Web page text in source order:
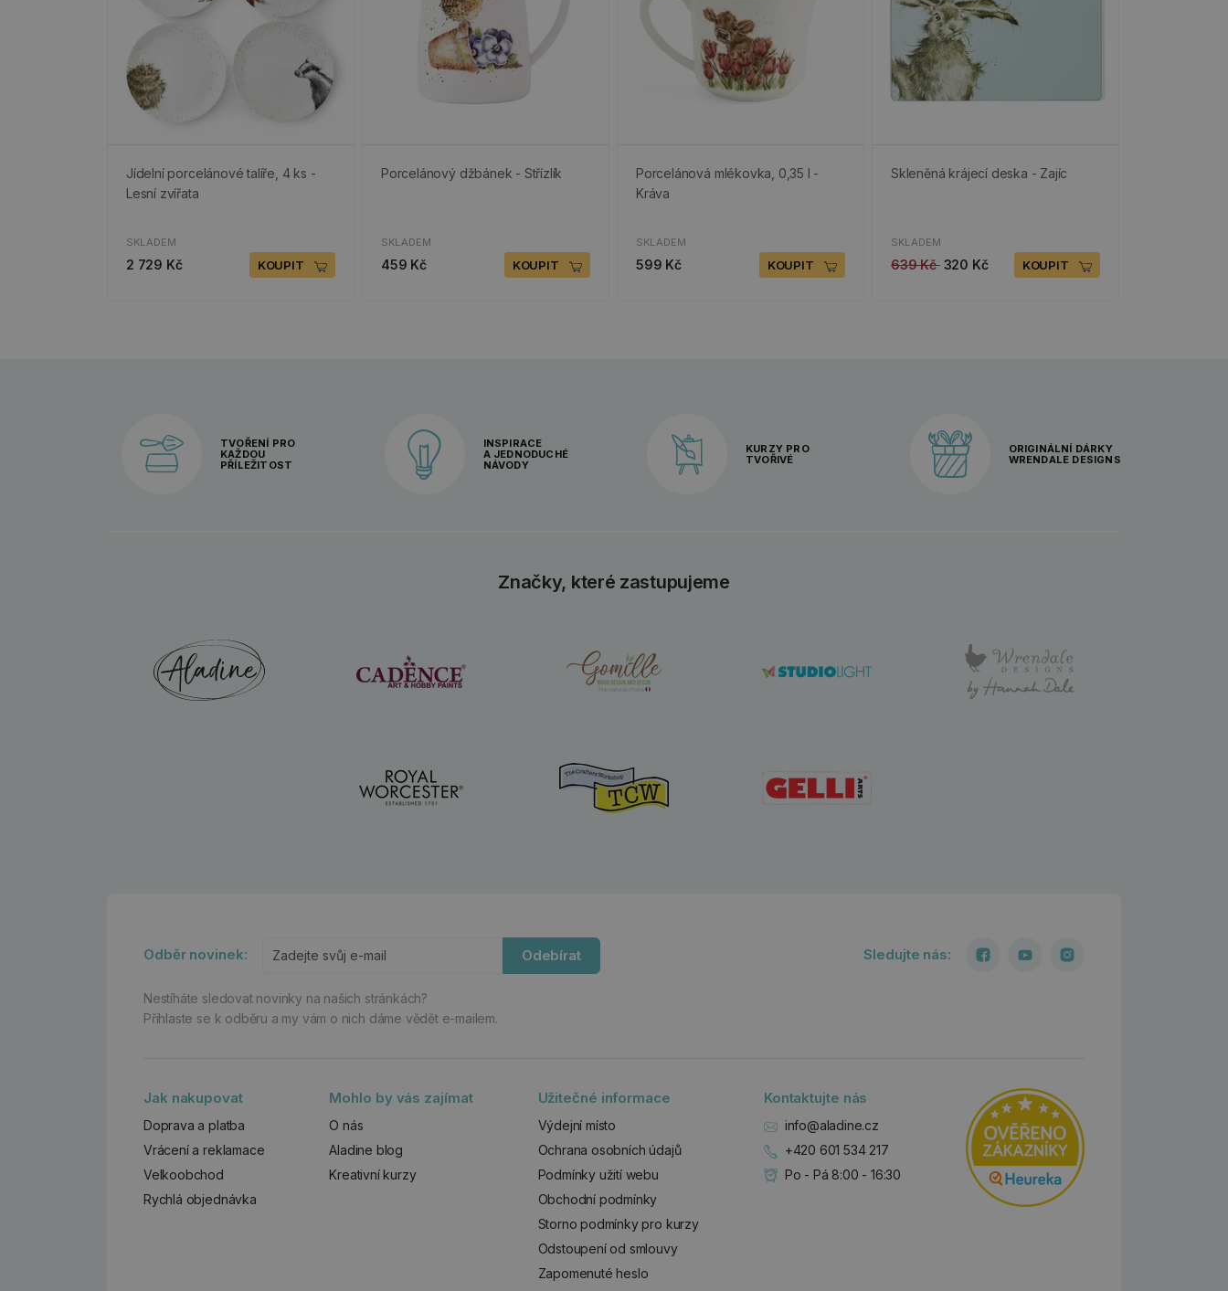
Jídelní porcelánové talíře, 4 ks -
Lesní zvířata
SKLADEM
2 729 Kč KOUPIT
Porcelánový džbánek - Střízlík
SKLADEM
459 Kč KOUPIT
Porcelánová mlékovka, 0,35 l -
Kráva
SKLADEM
599 Kč KOUPIT
Skleněná krájecí deska - Zajíc
SKLADEM
639 Kč 320 Kč KOUPIT
TVOŘENÍ PRO
KAŽDOU
PŘÍLEŽITOST
INSPIRACE
A JEDNODUCHÉ
NÁVODY
KURZY PRO
TVOŘIVÉ
ORIGINÁLNÍ DÁRKY
WRENDALE DESIGNS
Značky, které zastupujeme
Odběr novinek: Odebírat
Nestíháte sledovat novinky na našich stránkách?
Přihlaste se k odběru a my vám o nich dáme vědět e-mailem.
Sledujte nás:
Jak nakupovat
Doprava a platba
Vrácení a reklamace
Velkoobchod
Rychlá objednávka
Mohlo by vás zajímat
O nás
Aladine blog
Kreativní kurzy
Užitečné informace
Výdejní místo
Ochrana osobních údajů
Podmínky užití webu
Obchodní podmínky
Storno podmínky pro kurzy
Odstoupení od smlouvy
Zapomenuté heslo
Kontaktujte nás
info@aladine.cz
+420 601 534 217
Po - Pá 8:00 - 16:30